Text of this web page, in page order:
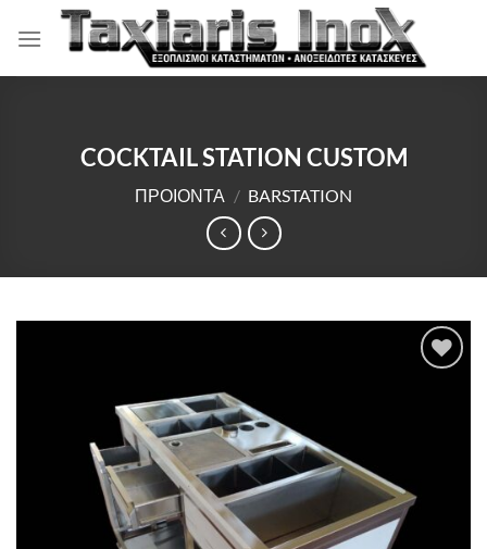
Μετάβαση
στο
COCKTAIL STATION CUSTOM
ΠΡΟΙΟΝΤΑ / BARSTATION